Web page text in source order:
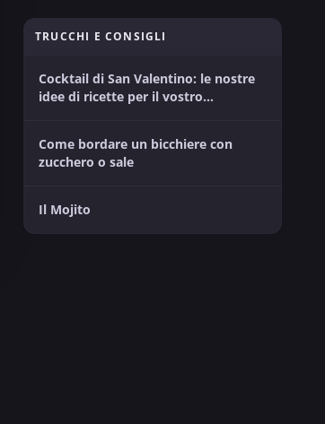
TRUCCHI E CONSIGLI
Cocktail di San Valentino: le nostre
idee di ricette per il vostro
Come bordare un bicchiere con
zucchero o sale
Il Mojito